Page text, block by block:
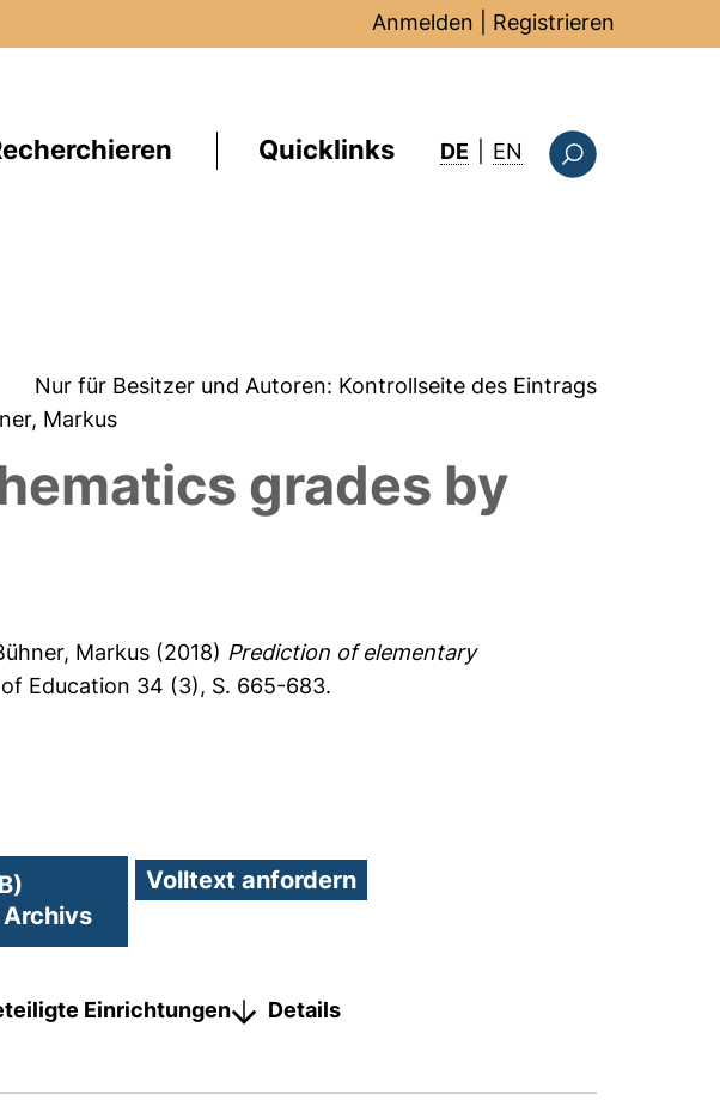
Anmelden Registrieren
Quicklinks DE EN : this page in
Nur für Besitzer und Autoren: Kontrollseite des Eintrags
Markus
grades by
Markus (2018) Prediction of elementary
Education 34 (3), S. 665-683.
Einrichtungen
Details